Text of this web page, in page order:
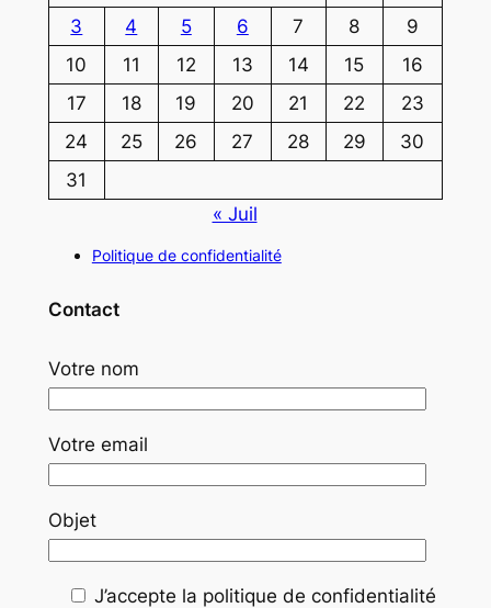
3
4 5 6 7 8
9
10
11 12 13 14 15
16
17
18 19 20 21 22
23
24
25 26 27 28 29
30
31
« Juil
Politique de confidentialité
Contact
Votre nom
Votre email
Objet
J’accepte la politique de confidentialité